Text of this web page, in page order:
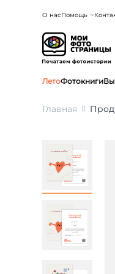
О насПомощь
ЛетоФотокниги
Главная